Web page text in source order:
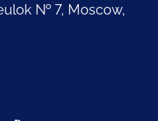
№ 7, Moscow,